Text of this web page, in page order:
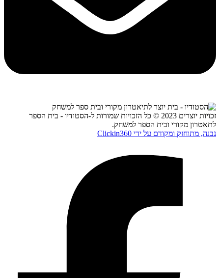
זכויות יוצרים 2023 © כל הזכויות שמורות ל-הסטודיו - בית הספר
לתאטרון מקורי ובית הספר למשחק.
נבנה, מתוחזק ומקודם על ידי Clickin360